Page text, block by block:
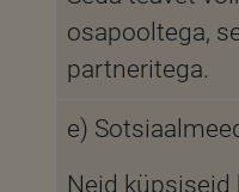
osapooltega,
partneritega.
e)
Neid küpsiseid